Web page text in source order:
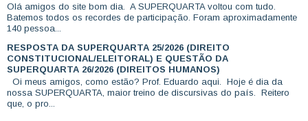
Olá amigos do site bom dia. A SUPERQUARTA voltou com tudo.
Batemos todos os recordes de participação. Foram aproximadamente
140 pessoa...
RESPOSTA DA SUPERQUARTA 25/2026 (DIREITO
CONSTITUCIONAL/ELEITORAL) E QUESTÃO DA
SUPERQUARTA 26/2026 (DIREITOS HUMANOS)
Oi meus amigos, como estão? Prof. Eduardo aqui. Hoje é dia da
nossa SUPERQUARTA, maior treino de discursivas do país. Reitero
que, o pro...